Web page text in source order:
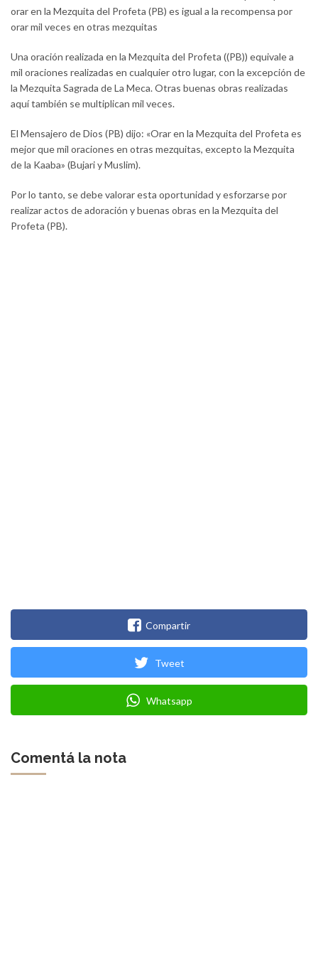
orar en la Mezquita del Profeta (PB) es igual a la recompensa por
orar mil veces en otras mezquitas
Una oración realizada en la Mezquita del Profeta ((PB)) equivale a
mil oraciones realizadas en cualquier otro lugar, con la excepción de
la Mezquita Sagrada de La Meca. Otras buenas obras realizadas
aquí también se multiplican mil veces.
El Mensajero de Dios (PB) dijo: «Orar en la Mezquita del Profeta es
mejor que mil oraciones en otras mezquitas, excepto la Mezquita
de la Kaaba» (Bujari y Muslim).
Por lo tanto, se debe valorar esta oportunidad y esforzarse por
realizar actos de adoración y buenas obras en la Mezquita del
Profeta (PB).
Compartir
Tweet
Whatsapp
Comentá la nota